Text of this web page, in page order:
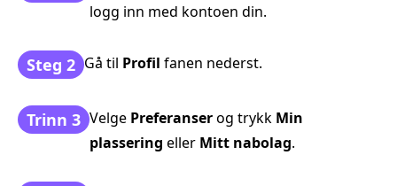
logg inn med kontoen din.
Steg 2 Gå til Profil fanen nederst.
Trinn 3 Velge Preferanserog trykk Min
plassering eller Mitt nabolag.